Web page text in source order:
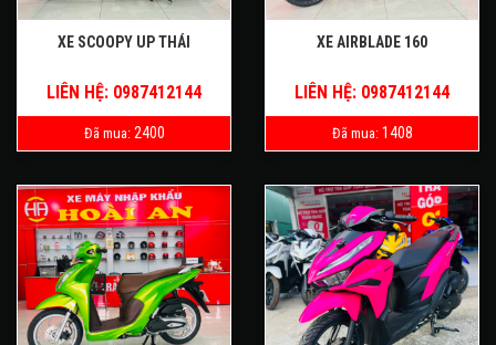
XE SCOOPY UP THÁI
LIÊN HỆ: 0987412144
Đã mua: 2400
XE AIRBLADE 160
LIÊN HỆ: 0987412144
Đã mua: 1408